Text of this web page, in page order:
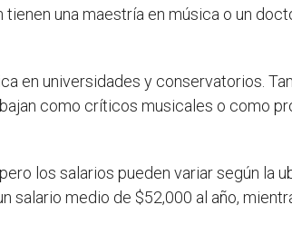
una maestría en música o un
en universidades y conservatorios.
como críticos musicales o como
los salarios pueden variar según la
salario medio de $52,000 al año,